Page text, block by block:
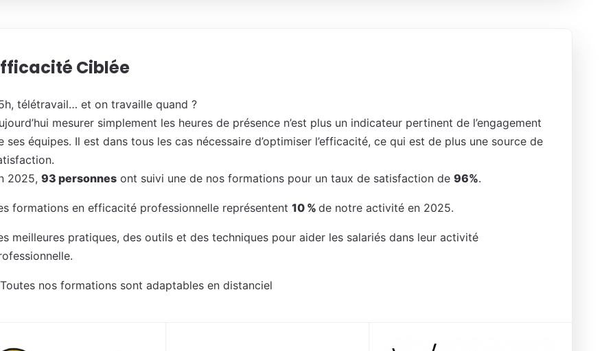
Ciblée
télétravail… et on travaille quand ?
mesurer simplement les heures de présence n’est plus un indicateur pertinent de l’engagement
ses équipes. Il est dans tous les cas nécessaire d’optimiser l’efficacité, ce qui est de plus une source de
2025, 93 personnes ont suivi une de nos formations pour un taux de satisfaction de 96%.
formations en efficacité professionnelle représentent 10 % de notre activité en 2025.
meilleures pratiques, des outils et des techniques pour aider les salariés dans leur activité
nos formations sont adaptables en distanciel